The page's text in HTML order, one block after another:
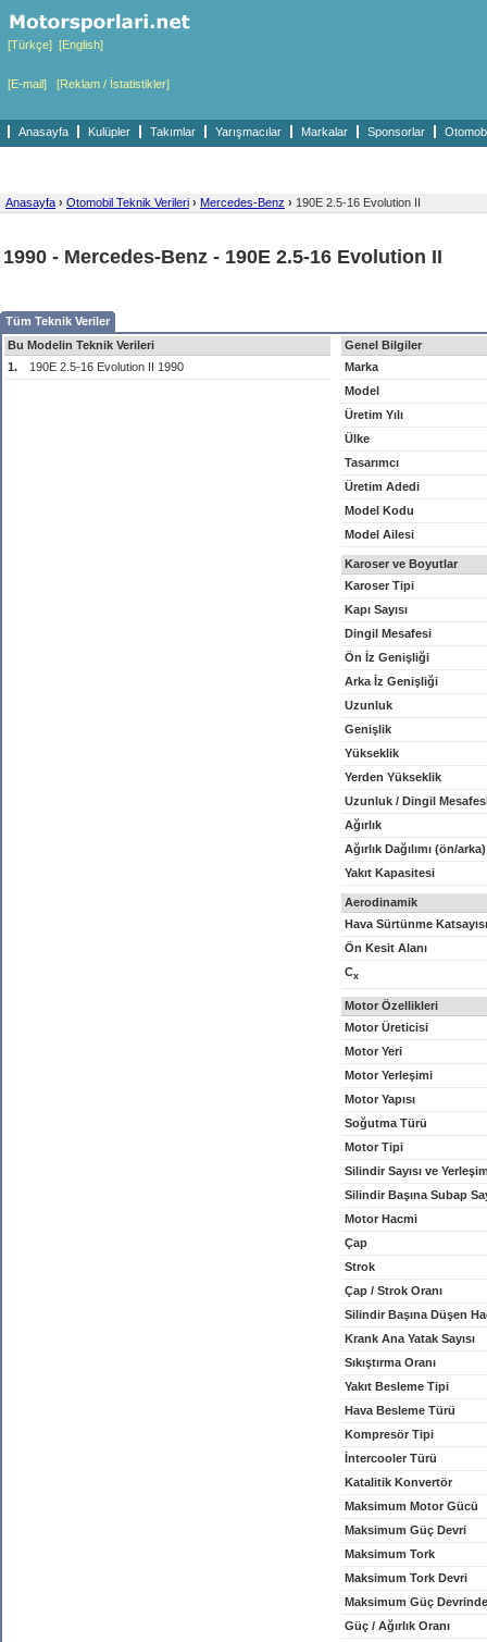
[Türkçe] [English]
[E-mail] [Reklam / İstatistikler]
Anasayfa Kulüpler Takımlar Yarışmacılar Markalar Sponsorlar
Anasayfa › Otomobil Teknik Verileri › Mercedes-Benz › 190E 2.5-16 Evolution II
1990 - Mercedes-Benz - 190E 2.5-16 Evolution II
Tüm Teknik Veriler
Bu Modelin Teknik Verileri
1.
190E 2.5-16 Evolution II 1990
Genel Bilgiler
Marka
Model
Üretim Yılı
Ülke
Tasarımcı
Üretim Adedi
Model Kodu
Model Ailesi
Karoser ve Boyutlar
Karoser Tipi
Kapı Sayısı
Dingil Mesafesi
Ön İz Genişliği
Arka İz Genişliği
Uzunluk
Genişlik
Yükseklik
Yerden Yükseklik
Uzunluk / Dingil
Ağırlık
Ağırlık Dağılımı (ön/arka)
Yakıt Kapasitesi
Aerodinamik
Hava Sürtünme Katsayısı
Ön Kesit Alanı
Cx
Motor Özellikleri
Motor Üreticisi
Motor Yeri
Motor Yerleşimi
Motor Yapısı
Soğutma Türü
Motor Tipi
Silindir Sayısı ve
Silindir Başına Subap
Motor Hacmi
Çap
Strok
Çap / Strok Oranı
Silindir Başına Düşen
Krank Ana Yatak Sayısı
Sıkıştırma Oranı
Yakıt Besleme Tipi
Hava Besleme Türü
Kompresör Tipi
İntercooler Türü
Katalitik Konvertör
Maksimum Motor Gücü
Maksimum Güç Devri
Maksimum Tork
Maksimum Tork Devri
Maksimum Güç
Güç / Ağırlık Oranı